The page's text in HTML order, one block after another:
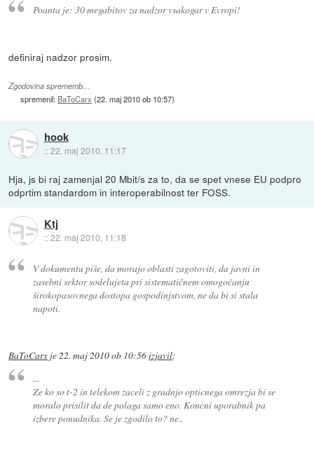
Poanta je: 30 megabitov za nadzor vsakogar v Evropi!
definiraj nadzor prosim.
Zgodovina sprememb…
spremenil: BaToCarx (22. maj 2010 ob 10:57)
hook
::22. maj 2010, 11:17
Hja, js bi raj zamenjal 20 Mbit/s za to, da se spet vnese EU podpro
odprtim standardom in interoperabilnost ter FOSS.
Ktj
::22. maj 2010, 11:18
V dokumentu piše, da morajo oblasti zagotoviti, da javni in
zasebni sektor sodelujeta pri sistematičnem omogočanju
širokopasovnega dostopa gospodinjstvom, ne da bi si stala
napoti.
BaToCarx je 22. maj 2010 ob 10:56izjavil:
...
Ze ko so t-2 in telekom zaceli z gradnjo opticnega omrezja bi se
moralo prisilit da de polaga samo eno. Koncni uporabnik pa
izbere ponudnika. Se je zgodilo to? ne..